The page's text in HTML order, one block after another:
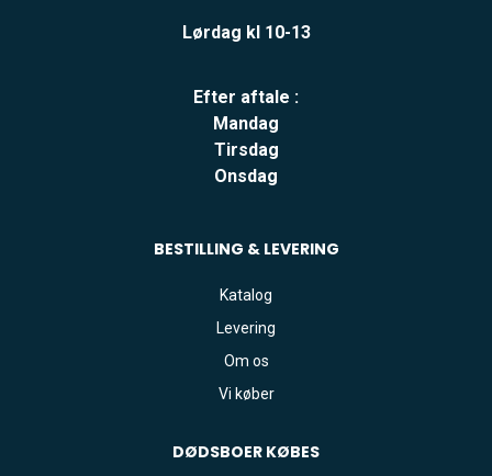
Lørdag kl 10-13
Efter aftale :
Mandag
Tirsdag
Onsdag
BESTILLING & LEVERING
Katalog
Levering
Om os
Vi køber
DØDSBOER KØBES